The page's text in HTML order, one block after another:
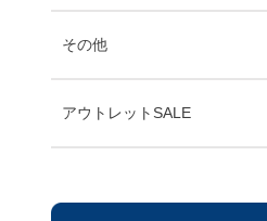
その他
アウトレットSALE